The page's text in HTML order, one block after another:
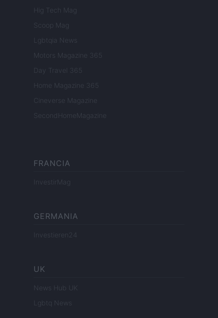
Hig Tech Mag
Scoop Mag
Lgbtqia News
Motors Magazine 365
Day Travel 365
Home Magazine 365
Cineverse Magazine
SecondHomeMagazine
FRANCIA
InvestirMag
GERMANIA
Investieren24
UK
News Hub UK
Lgbtq News